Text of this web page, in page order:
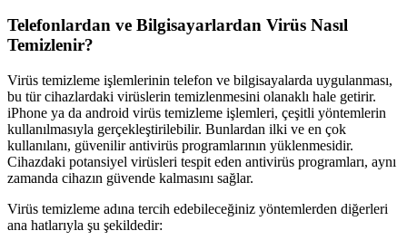
Telefonlardan ve Bilgisayarlardan Virüs Nasıl
Temizlenir?
Virüs temizleme işlemlerinin telefon ve bilgisayalarda uygulanması,
bu tür cihazlardaki virüslerin temizlenmesini olanaklı hale getirir.
iPhone ya da android virüs temizleme işlemleri, çeşitli yöntemlerin
kullanılmasıyla gerçekleştirilebilir. Bunlardan ilki ve en çok
kullanılanı, güvenilir antivirüs programlarının yüklenmesidir.
Cihazdaki potansiyel virüsleri tespit eden antivirüs programları, aynı
zamanda cihazın güvende kalmasını sağlar.
Virüs temizleme adına tercih edebileceğiniz yöntemlerden diğerleri
ana hatlarıyla şu şekildedir: